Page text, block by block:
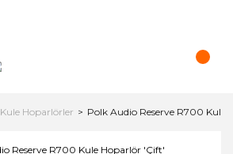
Kule Hoparlörler Polk Audio Reserve R700 Kule